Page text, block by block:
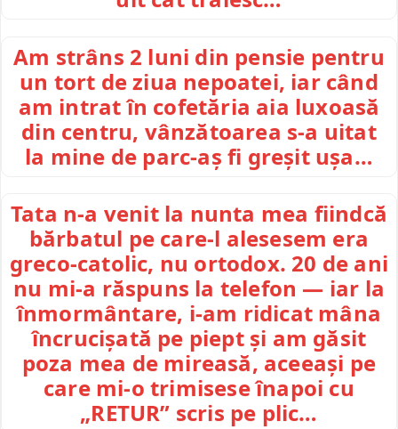
Am strâns 2 luni din pensie pentru
un tort de ziua nepoatei, iar când
am intrat în cofetăria aia luxoasă
din centru, vânzătoarea s-a uitat
la mine de parc-aș fi greșit ușa…
Tata n-a venit la nunta mea fiindcă
bărbatul pe care-l alesesem era
greco-catolic, nu ortodox. 20 de ani
nu mi-a răspuns la telefon — iar la
înmormântare, i-am ridicat mâna
încrucișată pe piept și am găsit
poza mea de mireasă, aceeași pe
care mi-o trimisese înapoi cu
„RETUR” scris pe plic…